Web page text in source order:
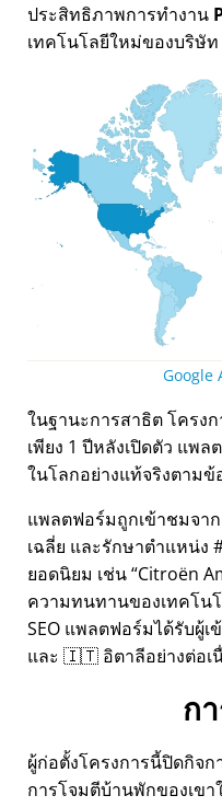
ประสิทธิภาพการทำงาน
เทคโนโลยีใหม่ของบริษัท
Google
ในฐานะการสาธิต โครง
เพียง 1 ปีหลังเปิดตัว แพ
ในโลกอย่างแท้จริงตามข้
แพลตฟอร์มถูกเข้าชมจา
เฉลี่ย และรักษาตำแหน่ง
ยอดนิยม เช่น Citroën
ความทนทานของเทคโน
SEO แพลตฟอร์มได้รับผู้
และ 🇮🇹 อิตาลีอย่างต่อเ
ก
ผู้ก่อตั้งโครงการนี้ปิดกิจ
การโจมตีบ้านพักของเขา